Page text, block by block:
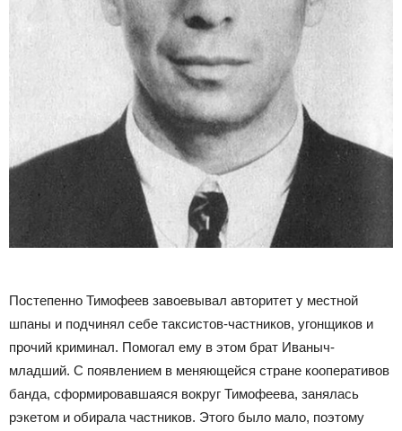
Постепенно Тимофеев завоевывал авторитет у местной
шпаны и подчинял себе таксистов-частников, угонщиков и
прочий криминал. Помогал ему в этом брат Иваныч-
младший. С появлением в меняющейся стране кооперативов
банда, сформировавшаяся вокруг Тимофеева, занялась
рэкетом и обирала частников. Этого было мало, поэтому